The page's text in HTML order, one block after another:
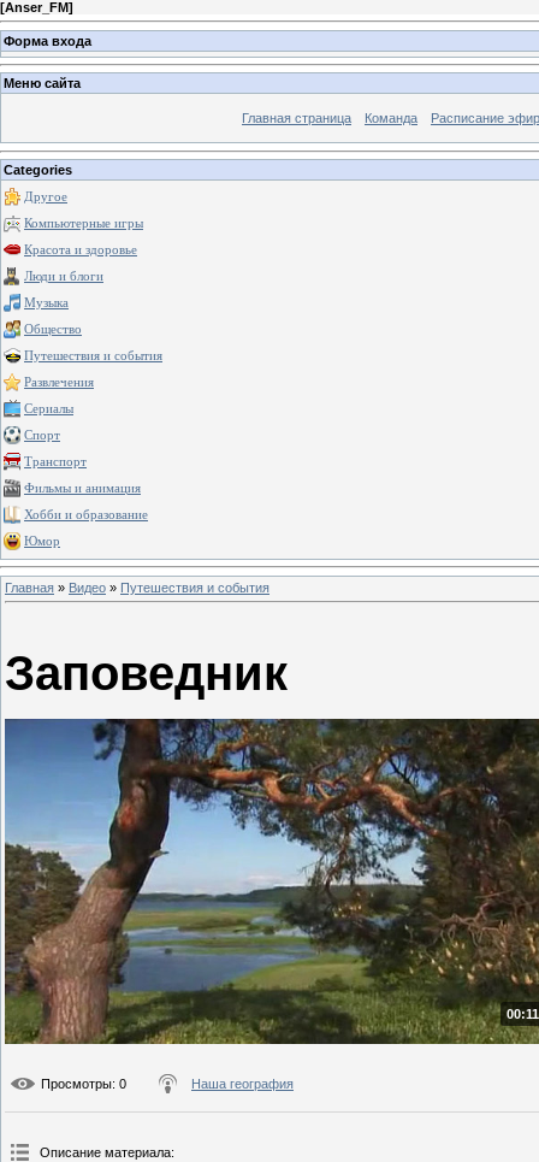
[Anser_FM]
Форма входа
Меню сайта
Главная страница Команда Расписание
Categories
Другое
Компьютерные игры
Красота и здоровье
Люди и блоги
Музыка
Общество
Путешествия и события
Развлечения
Сериалы
Спорт
Транспорт
Фильмы и анимация
Хобби и образование
Юмор
Главная » Видео » Путешествия и события
Заповедник
Просмотры: 0 Наша география
Описание материала: